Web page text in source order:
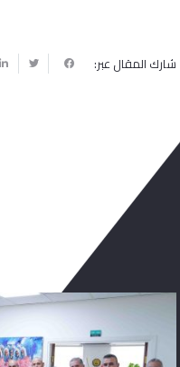
شارك المقال عبر: